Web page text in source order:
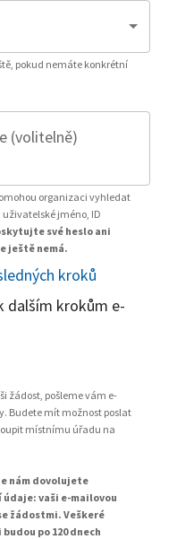
pokud nemáte konkrétní
(volitelně)
organizaci vyhledat
jméno, ID
své heslo ani
ještě nemá.
kroků
dalším krokům e-
žádost, pošleme vám e-
Budete mít možnost poslat
místnímu úřadu na
nám dovolujete
vaši e-mailovou
žádostmi. Veškeré
po 120 dnech